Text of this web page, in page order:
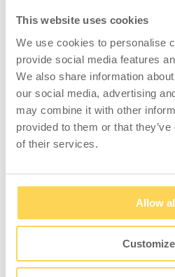
This website uses cookies
We use cookies to personalise
provide social media features
We also share information
our social media, advertising
may combine it with other
provided to them or that
of their services.
Allow
Customize
geeignet. Zur Entleerung
Feder verbundene Platte an
Rahmens gegen eine
eingedrückt. Manuelle
Griff möglich. Zur
der Container gleichmäßig
gefüllt sein. Kippbehälter
gekennzeichnet und für die
Recyclingaufklebern